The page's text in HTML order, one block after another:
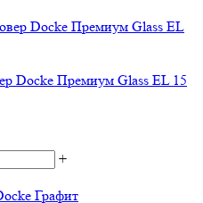
Docke Премиум Glass EL 15
+